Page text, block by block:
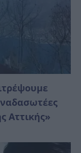
Αττικής»